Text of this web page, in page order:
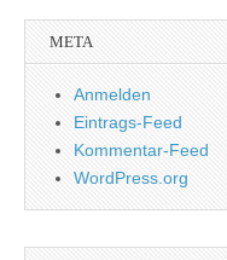
META
Anmelden
Eintrags-Feed
Kommentar-Feed
WordPress.org